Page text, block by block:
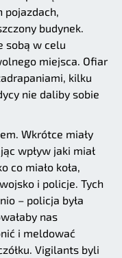
budynek.
sobą w celu
miejsca. Ofiar
kilku
nie daliby sobie
Wkrótce miały
wpływ jaki miał
co miało koła,
i policje. Tych
– policja była
nas
i meldować
Vigilants byli